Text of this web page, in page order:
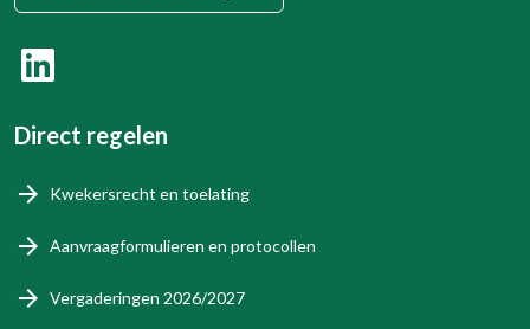
Direct regelen
Kwekersrecht en toelating
Aanvraagformulieren en protocollen
Vergaderingen 2026/2027